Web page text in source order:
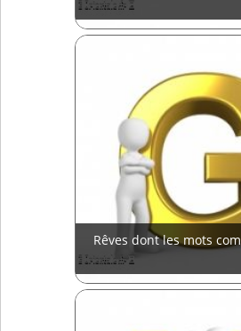
Rêves dont les mots